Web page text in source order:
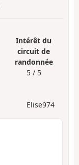
Intérêt du
circuit de
randonnée
5 / 5
Elise974